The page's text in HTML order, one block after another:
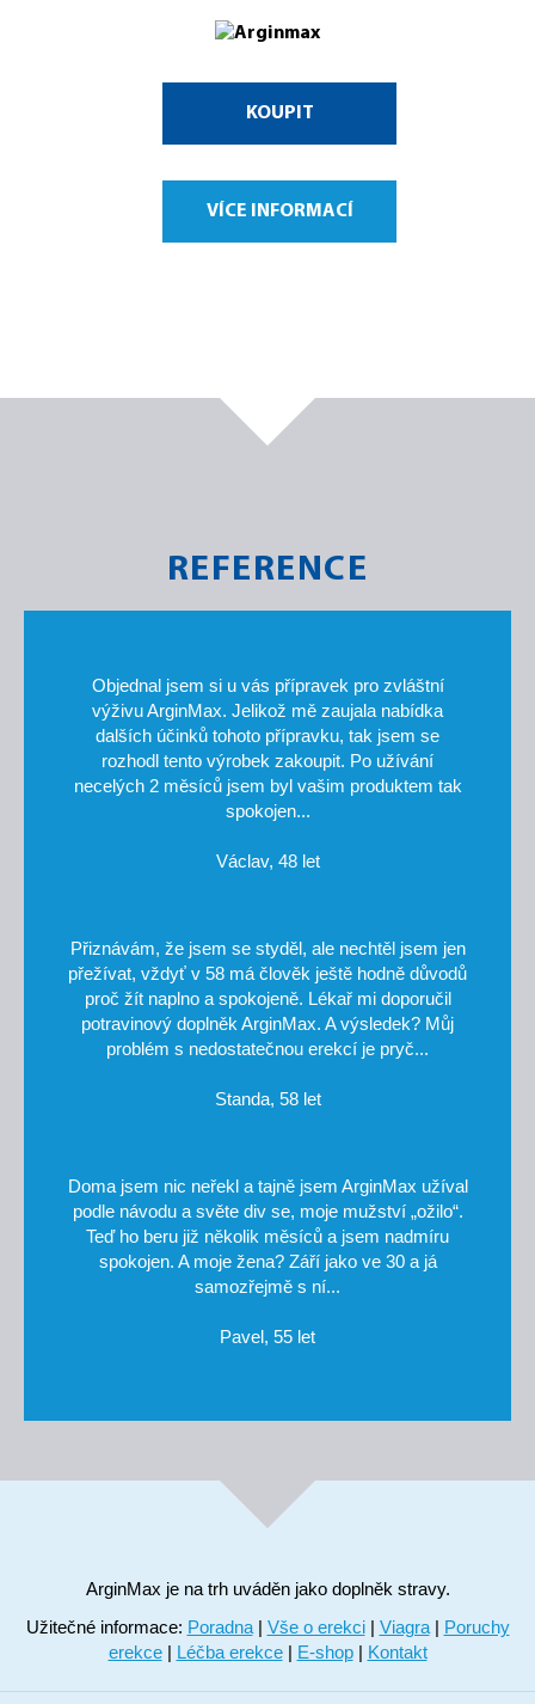
KOUPIT
VÍCE INFORMACÍ
REFERENCE
Objednal jsem si u vás přípravek pro zvláštní
výživu ArginMax. Jelikož mě zaujala nabídka
dalších účinků tohoto přípravku, tak jsem se
rozhodl tento výrobek zakoupit. Po užívání
necelých 2 měsíců jsem byl vašim produktem tak
spokojen...
Václav, 48 let
Přiznávám, že jsem se styděl, ale nechtěl jsem jen
přežívat, vždyť v 58 má člověk ještě hodně důvodů
proč žít naplno a spokojeně. Lékař mi doporučil
potravinový doplněk ArginMax. A výsledek? Můj
problém s nedostatečnou erekcí je pryč...
Standa, 58 let
Doma jsem nic neřekl a tajně jsem ArginMax užíval
podle návodu a světe div se, moje mužství „ožilo“.
Teď ho beru již několik měsíců a jsem nadmíru
spokojen. A moje žena? Září jako ve 30 a já
samozřejmě s ní...
Pavel, 55 let
ArginMax je na trh uváděn jako doplněk stravy.
Užitečné informace: Poradna| Vše o erekci| Viagra| Poruchy
erekce| Léčba erekce| E-shop| Kontakt